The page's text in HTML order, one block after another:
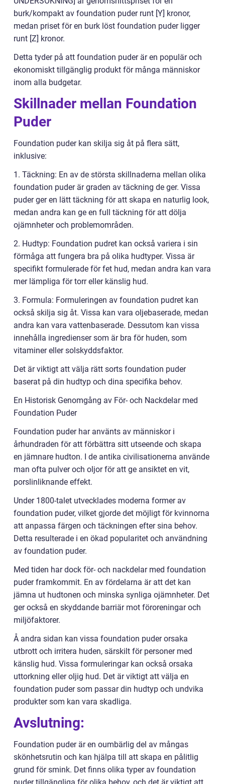
burk/kompakt av foundation puder runt [Y] kronor,
medan priset för en burk löst foundation puder ligger
runt [Z] kronor.
Detta tyder på att foundation puder är en populär och
ekonomiskt tillgänglig produkt för många människor
inom alla budgetar.
Skillnader mellan Foundation
Puder
Foundation puder kan skilja sig åt på flera sätt,
inklusive:
1. Täckning: En av de största skillnaderna mellan olika
foundation puder är graden av täckning de ger. Vissa
puder ger en lätt täckning för att skapa en naturlig look,
medan andra kan ge en full täckning för att dölja
ojämnheter och problemområden.
2. Hudtyp: Foundation pudret kan också variera i sin
förmåga att fungera bra på olika hudtyper. Vissa är
specifikt formulerade för fet hud, medan andra kan vara
mer lämpliga för torr eller känslig hud.
3. Formula: Formuleringen av foundation pudret kan
också skilja sig åt. Vissa kan vara oljebaserade, medan
andra kan vara vattenbaserade. Dessutom kan vissa
innehålla ingredienser som är bra för huden, som
vitaminer eller solskyddsfaktor.
Det är viktigt att välja rätt sorts foundation puder
baserat på din hudtyp och dina specifika behov.
En Historisk Genomgång av För- och Nackdelar med
Foundation Puder
Foundation puder har använts av människor i
århundraden för att förbättra sitt utseende och skapa
en jämnare hudton. I de antika civilisationerna använde
man ofta pulver och oljor för att ge ansiktet en vit,
porslinliknande effekt.
Under 1800-talet utvecklades moderna former av
foundation puder, vilket gjorde det möjligt för kvinnorna
att anpassa färgen och täckningen efter sina behov.
Detta resulterade i en ökad popularitet och användning
av foundation puder.
Med tiden har dock för- och nackdelar med foundation
puder framkommit. En av fördelarna är att det kan
jämna ut hudtonen och minska synliga ojämnheter. Det
ger också en skyddande barriär mot föroreningar och
miljöfaktorer.
Å andra sidan kan vissa foundation puder orsaka
utbrott och irritera huden, särskilt för personer med
känslig hud. Vissa formuleringar kan också orsaka
uttorkning eller oljig hud. Det är viktigt att välja en
foundation puder som passar din hudtyp och undvika
produkter som kan vara skadliga.
Avslutning:
Foundation puder är en oumbärlig del av mångas
skönhetsrutin och kan hjälpa till att skapa en pålitlig
grund för smink. Det finns olika typer av foundation